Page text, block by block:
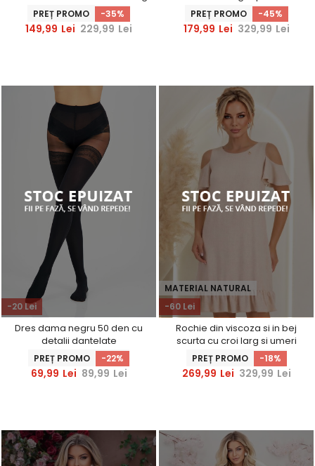
cu insertii de blana ecologica
PREȚ PROMO -35%
149,99 Lei 229,99 Lei
genunchi tip creion
accesorizata cu brosa -
StarShinerS
PREȚ PROMO -45%
179,99 Lei 329,99 Lei
-20 Lei
Dres dama negru 50 den cu
detalii dantelate
PREȚ PROMO -22%
69,99 Lei 89,99 Lei
-60 Lei
MATERIAL NATURAL
Rochie din viscoza si in bej
scurta cu croi larg si umeri
decupati - StarShinerS
PREȚ PROMO -18%
269,99 Lei 329,99 Lei